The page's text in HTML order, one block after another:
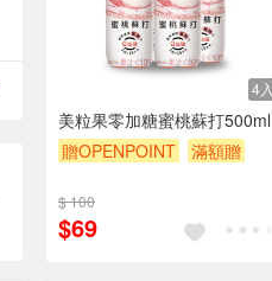
4入
美粒果零加糖蜜桃蘇打500ml
贈OPENPOINT
滿額贈
$ 100
$69